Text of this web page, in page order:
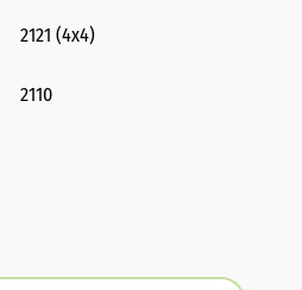
2121 (4x4)
2110